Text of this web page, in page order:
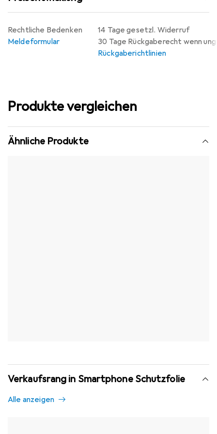
14 Tage gesetzl. Widerruf
30 Tage Rückgaberecht wenn
Rückgaberichtlinien
Rechtliche Bedenken
Meldeformular
Produkte vergleichen
Ähnliche Produkte
Verkaufsrang in Smartphone Schutzfolie
Alle anzeigen